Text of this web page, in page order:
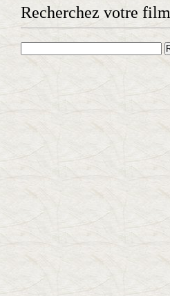
Recherchez votre film